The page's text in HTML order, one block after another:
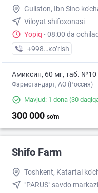
Guliston, Ibn Sino
Viloyat shifoxonasi
Yopiq · 08:00 da
+998 (94) XXX-XX-XX
кo’rish
Амиксин, 60 мг, таб. №10
Фармстандарт, АО (Россия)
Mavjud: 1 dona (30
300 000 so'm
Shifo Farm
Toshkent, Katartal
"PARUS" savdo